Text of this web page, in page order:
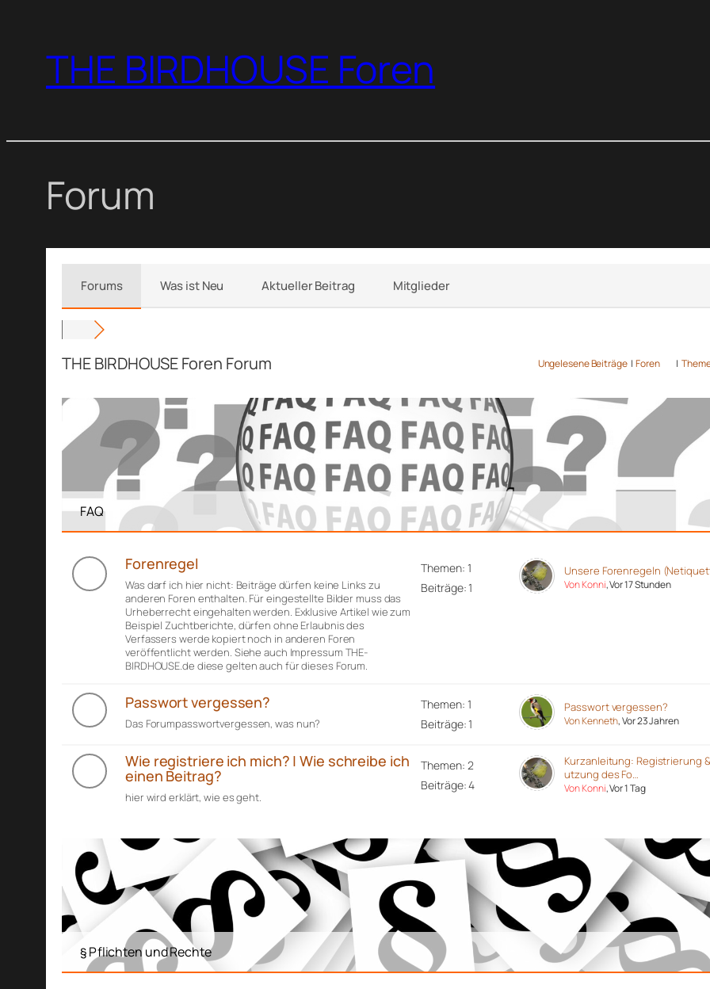
springenTHE BIRDHOUSE Foren
Forum
Forums Was ist Neu Aktueller Beitrag Mitglieder
THE BIRDHOUSE Foren Forum Ungelesene Beiträge | Foren |
FAQ
Forenregel
Was darf ich hier nicht: Beiträge dürfen keine Links zu
anderen Foren enthalten. Für eingestellte Bilder muss das
Urheberrecht eingehalten werden. Exklusive Artikel wie zum
Beispiel Zuchtberichte, dürfen ohne Erlaubnis des
Verfassers werde kopiert noch in anderen Foren
veröffentlicht werden. Siehe auch Impressum THE-
BIRDHOUSE.de diese gelten auch für dieses Forum.
Themen: 1
Beiträge: 1
Unsere Forenregeln
Von Konni, Vor 17 Stunden
Passwort vergessen?
Das Forumpasswortvergessen, was nun?
Themen: 1
Beiträge: 1
Passwort vergessen?
Von Kenneth, Vor 23 Jahren
Wie registriere ich mich? | Wie schreibe ich
einen Beitrag?
hier wird erklärt, wie es geht.
Themen: 2
Beiträge: 4
Kurzanleitung: Registrierung
utzung des Fo…
Von Konni, Vor 1 Tag
§ Pflichten und Rechte